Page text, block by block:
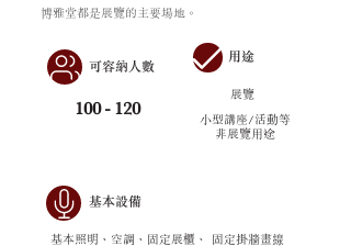
博雅堂都是展覽的主要場地。
可容納人數
100 - 120
用途
展覽
小型講座/活動等
非展覽用途
基本設備
基本照明、空調、固定展櫃、 固定掛牆畫線